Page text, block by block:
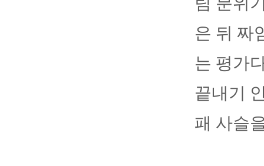
은 뒤 짜
는 평가
끝내기
패 사슬